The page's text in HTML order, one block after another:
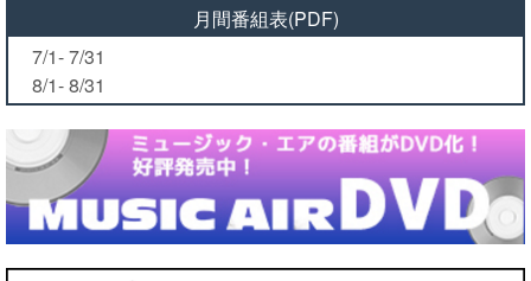
月間番組表(PDF)
7/1- 7/31
8/1- 8/31